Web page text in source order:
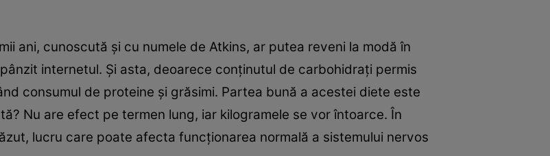
ani, cunoscută şi cu numele de Atkins, ar putea reveni la modă în
internetul. Şi asta, deoarece conţinutul de carbohidraţi permis
consumul de proteine şi grăsimi. Partea bună a acestei diete este
Nu are efect pe termen lung, iar kilogramele se vor întoarce. În
lucru care poate afecta funcţionarea normală a sistemului nervos